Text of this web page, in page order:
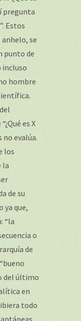
pregunta
Estos
se
punto de
incluso
hombre
es X
no evalúa.
los
la
de su
ya que,
“la
o
de
del último
en
todo